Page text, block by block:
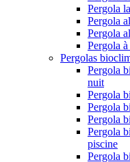
Pergola
Pergola
Pergola
Pergola
Pergolas
Pergola
nuit
Pergola
Pergola
Pergola
Pergola
piscine
Pergola